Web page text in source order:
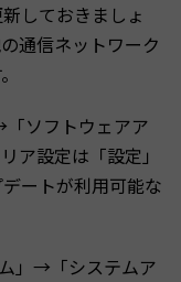
しておきましょ
通信ネットワーク
ソフトウェアア
ア設定は「設定」
ートが利用可能な
」→「システムア